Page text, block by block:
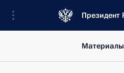
Президент